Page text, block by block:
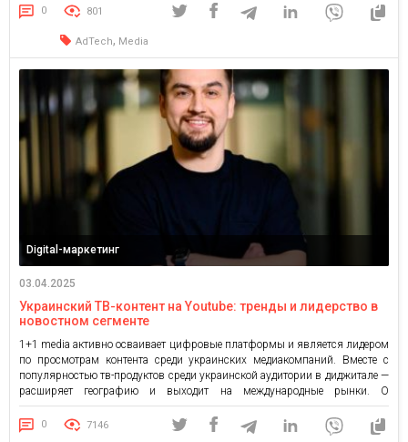
медиарынка. Этот объединенный подход открывает для рекламодателей
еще больше возможностей — от расширения аудитории […]
0 801
AdTech, Media
Digital-маркетинг
03.04.2025
Украинский ТВ-контент на Youtube: тренды и лидерство в
новостном сегменте
1+1 media активно осваивает цифровые платформы и является лидером
по просмотрам контента среди украинских медиакомпаний. Вместе с
популярностью тв-продуктов среди украинской аудитории в диджитале —
расширяет географию и выходит на международные рынки. О
монетизации и трендах YouTube — в материале Даниила Щестюка,
руководителя диджитал-проектов 1+1 media. Украинский диджитал
неустанно развивается: только с начала полномасштабной войны […]
0 7146